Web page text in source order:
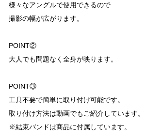
様々なアングルで使用できるので
撮影の幅が広がります。
POINT②
大人でも問題なく全身が映ります。
POINT③
工具不要で簡単に取り付け可能です。
取り付け方法は動画でもご紹介しています。
※結束バンドは商品に付属しています。